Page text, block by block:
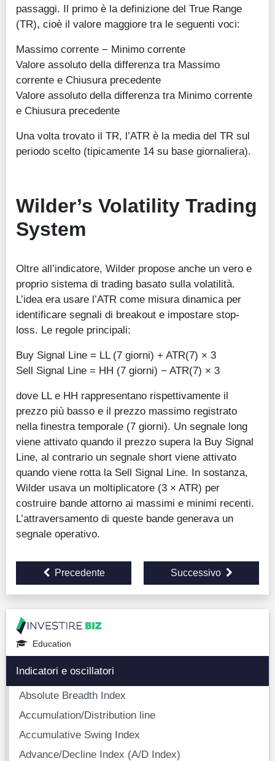
passaggi. Il primo è la definizione del True Range
(TR), cioè il valore maggiore tra le seguenti voci:
Massimo corrente − Minimo corrente
Valore assoluto della differenza tra Massimo
corrente e Chiusura precedente
Valore assoluto della differenza tra Minimo corrente
e Chiusura precedente
Una volta trovato il TR, l’ATR è la media del TR sul
periodo scelto (tipicamente 14 su base giornaliera).
Wilder’s Volatility Trading
System
Oltre all’indicatore, Wilder propose anche un vero e
proprio sistema di trading basato sulla volatilità.
L’idea era usare l’ATR come misura dinamica per
identificare segnali di breakout e impostare stop-
loss. Le regole principali:
Buy Signal Line = LL (7 giorni) + ATR(7) × 3
Sell Signal Line = HH (7 giorni) − ATR(7) × 3
dove LL e HH rappresentano rispettivamente il
prezzo più basso e il prezzo massimo registrato
nella finestra temporale (7 giorni). Un segnale long
viene attivato quando il prezzo supera la Buy Signal
Line, al contrario un segnale short viene attivato
quando viene rotta la Sell Signal Line. In sostanza,
Wilder usava un moltiplicatore (3 × ATR) per
costruire bande attorno ai massimi e minimi recenti.
L’attraversamento di queste bande generava un
segnale operativo.
Precedente Successivo
Education
Indicatori e oscillatori
Absolute Breadth Index
Accumulation/Distribution line
Accumulative Swing Index
Advance/Decline Index (A/D Index)